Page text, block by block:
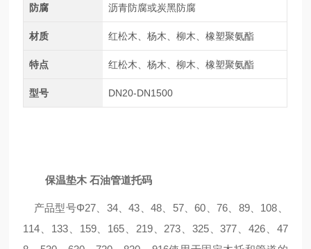
防腐 沥青防腐或炭黑防腐
材质 红松木、杨木、柳木、橡塑聚氨酯
特点 红松木、杨木、柳木、橡塑聚氨酯
型号 DN20-DN1500
保温垫木 石油管道托码
产品型号Φ27、34、43、48、57、60、76、89、108、
114、133、159、165、219、273、325、377、426、47